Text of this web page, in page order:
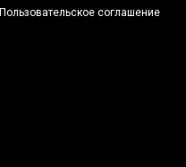
Пользовательское соглашение